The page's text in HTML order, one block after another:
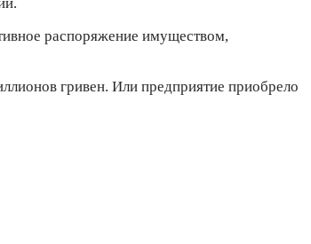
распоряжение имуществом,
гривен. Или предприятие приобрело